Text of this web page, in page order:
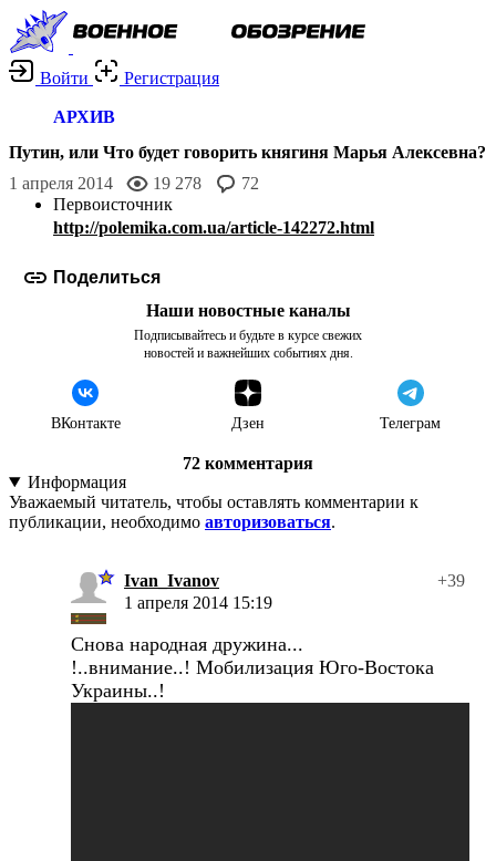
Войти Регистрация
АРХИВ
Путин, или Что будет говорить княгиня Марья Алексевна?
1 апреля 2014
19 278 72
http://polemika.com.ua/article-142272.html
Поделиться
Наши новостные каналы
Подписывайтесь и будьте в курсе свежих
новостей и важнейших событиях дня.
ВКонтакте Дзен Телеграм
72 комментария
Информация
Уважаемый читатель, чтобы оставлять комментарии к
публикации, необходимо авторизоваться.
Ivan_Ivanov
+39
1 апреля 2014 15:19
Снова народная дружина...
!..внимание..! Мобилизация Юго-Востока
Украины..!